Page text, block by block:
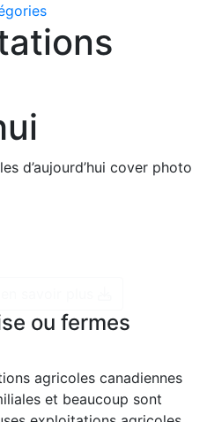
ou fermes
agricoles canadiennes
et beaucoup sont